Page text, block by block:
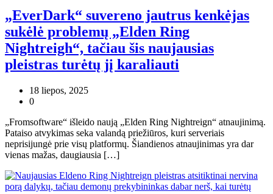
„EverDark“ suvereno jautrus kenkėjas
sukėlė problemų „Elden Ring
Nightreigh“, tačiau šis naujausias
pleistras turėtų jį karaliauti
18 liepos, 2025
0
„Fromsoftware“ išleido naują „Elden Ring Nightreign“ atnaujinimą.
Pataiso atvykimas seka valandą priežiūros, kuri serveriais
neprisijungė prie visų platformų. Šiandienos atnaujinimas yra dar
vienas mažas, daugiausia […]